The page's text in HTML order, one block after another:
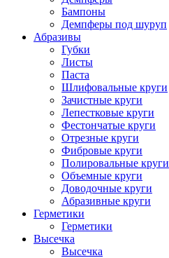
Бампоны
Демпферы под шуруп
Абразивы
Губки
Листы
Паста
Шлифовальные круги
Зачистные круги
Лепестковые круги
Фестончатые круги
Отрезные круги
Фибровые круги
Полировальные круги
Объемные круги
Доводочные круги
Абразивные круги
Герметики
Герметики
Высечка
Высечка